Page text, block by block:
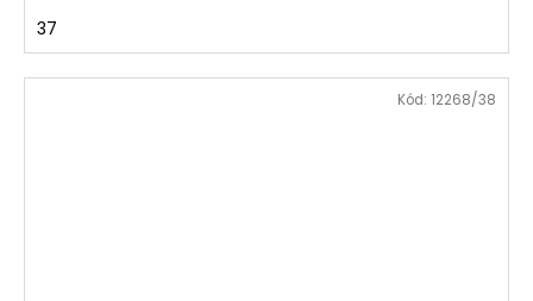
37
Kód: 12268/38